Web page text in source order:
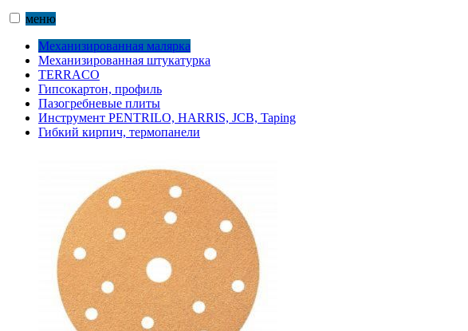
меню
Механизированная малярка
Механизированная штукатурка
TERRACO
Гипсокартон, профиль
Пазогребневые плиты
Инструмент PENTRILO, HARRIS, JCB, Taping
Гибкий кирпич, термопанели